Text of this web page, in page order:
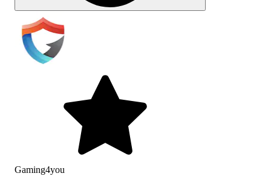
Gaming4you